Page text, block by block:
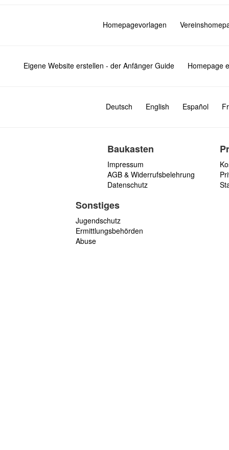
Homepagevorlagen
Eigene Website erstellen - der Anfänger Guide Homepage
Deutsch English Español
Baukasten
Impressum
AGB & Widerrufsbelehrung
Datenschutz
Sonstiges
Jugendschutz
Ermittlungsbehörden
Abuse